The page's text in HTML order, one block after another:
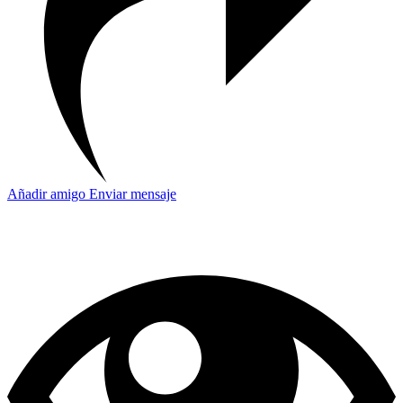
Añadir amigo Enviar mensaje